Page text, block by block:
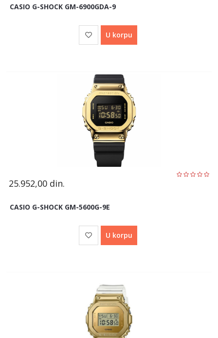
CASIO G-SHOCK GM-6900GDA-9
U korpu
25.952,00 din.
CASIO G-SHOCK GM-5600G-9E
U korpu